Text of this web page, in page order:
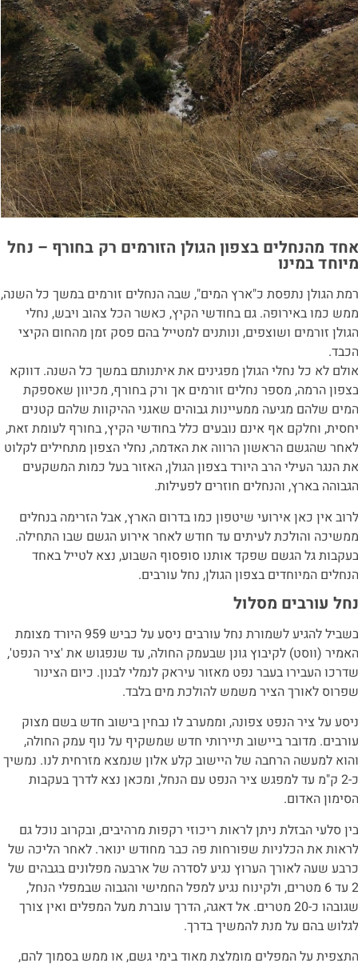
אחד מהנחלים בצפון הגולן הזורמים רק בחורף – נחל
מיוחד במינו
רמת הגולן נתפסת כ"ארץ המים", שבה הנחלים זורמים במשך כל השנה,
ממש כמו באירופה. גם בחודשי הקיץ, כאשר הכל צהוב ויבש, נחלי
הגולן זורמים ושוצפים, ונותנים למטייל בהם פסק זמן מהחום הקיצי
הכבד.
אולם לא כל נחלי הגולן מפגינים את איתנותם במשך כל השנה. דווקא
בצפון הרמה, מספר נחלים זורמים אך ורק בחורף, מכיוון שאספקת
המים שלהם מגיעה ממעיינות גבוהים שאגני ההיקוות שלהם קטנים
יחסית, וחלקם אף אינם נובעים כלל בחודשי הקיץ, בחורף לעומת זאת,
לאחר שהגשם הראשון הרווה את האדמה, נחלי הצפון מתחילים לקלוט
את הנגר העילי הרב היורד בצפון הגולן, האזור בעל כמות המשקעים
הגבוהה בארץ, והנחלים חוזרים לפעילות.
לרוב אין כאן אירועי שיטפון כמו בדרום הארץ, אבל הזרימה בנחלים
ממשיכה והולכת לעיתים עד חודש לאחר אירוע הגשם שבו התחילה.
בעקבות גל הגשם שפקד אותנו סופסוף השבוע, נצא לטייל באחד
הנחלים המיוחדים בצפון הגולן, נחל עורבים.
נחל עורבים מסלול
בשביל להגיע לשמורת נחל עורבים ניסע על כביש 959 היורד מצומת
האמיר (ווסט) לקיבוץ גונן שבעמק החולה, עד שנפגוש את 'ציר הנפט',
שדרכו העבירו בעבר נפט מאזור עיראק לנמלי לבנון. כיום הצינור
שפרוס לאורך הציר משמש להולכת מים בלבד.
ניסע על ציר הנפט צפונה, וממערב לו נבחין בישוב חדש בשם מצוק
עורבים. מדובר ביישוב תיירותי חדש שמשקיף על נוף עמק החולה,
והוא למעשה הרחבה של היישוב קלע אלון שנמצא מזרחית לנו. נמשיך
כ-2 ק"מ עד למפגש ציר הנפט עם הנחל, ומכאן נצא לדרך בעקבות
הסימון האדום.
בין סלעי הבזלת ניתן לראות ריכוזי רקפות מרהיבים, ובקרוב נוכל גם
לראות את הכלניות שפורחות פה כבר מחודש ינואר. לאחר הליכה של
כרבע שעה לאורך הערוץ נגיע לסדרה של ארבעה מפלונים בגבהים של
2 עד 6 מטרים, ולקינוח נגיע למפל החמישי והגבוה שבמפלי הנחל,
שגובהו כ-20 מטרים. אל דאגה, הדרך עוברת מעל המפלים ואין צורך
לגלוש בהם על מנת להמשיך בדרך.
התצפית על המפלים מומלצת מאוד בימי גשם, או ממש בסמוך להם,